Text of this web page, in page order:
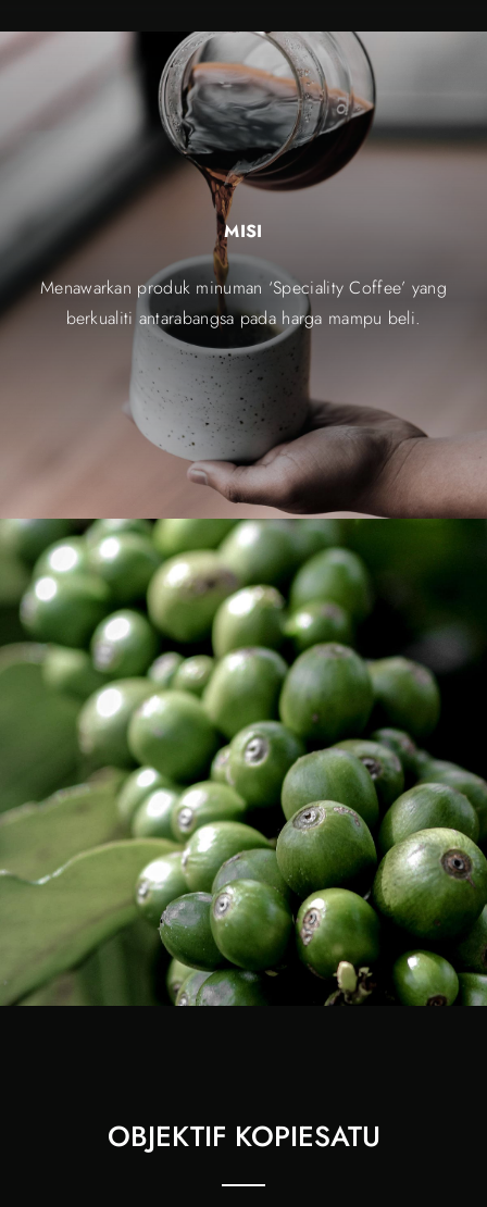
MISI
Menawarkan produk minuman ‘Speciality Coffee’ yang
berkualiti antarabangsa pada harga mampu beli.
OBJEKTIF KOPIESATU